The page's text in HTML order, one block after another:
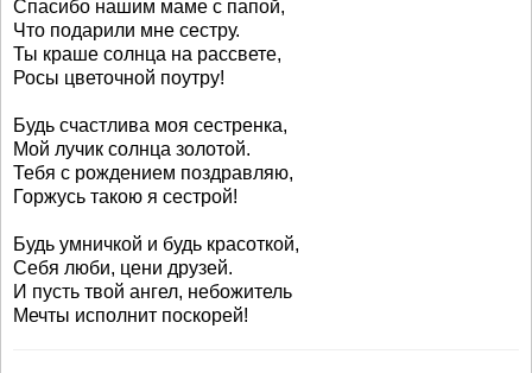
Спасибо нашим маме с папой,
Что подарили мне сестру.
Ты краше солнца на рассвете,
Росы цветочной поутру!
Будь счастлива моя сестренка,
Мой лучик солнца золотой.
Тебя с рождением поздравляю,
Горжусь такою я сестрой!
Будь умничкой и будь красоткой,
Себя люби, цени друзей.
И пусть твой ангел, небожитель
Мечты исполнит поскорей!